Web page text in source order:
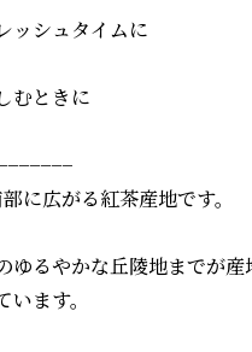
ッシュタイムに
むときに
に広がる紅茶産地です。
るやかな丘陵地までが産
ます。